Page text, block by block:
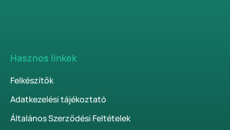
Hasznos linkek
Felkészítők
Adatkezelési tájékoztató
Általános Szerződési Feltételek